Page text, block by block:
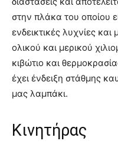
στην πλάκα του οποίου
ενδεικτικές λυχνίες
ολικού και μερικού
κιβώτιο και
έχει ένδειξη στάθμης
μας λαμπάκι.
Κινητήρας